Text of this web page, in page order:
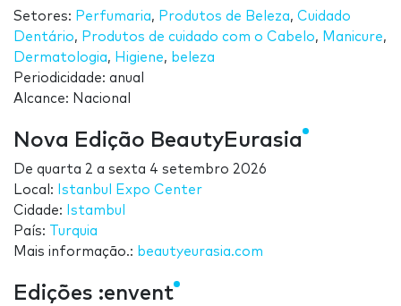
Setores: Perfumaria, Produtos de Beleza, Cuidado
Dentário, Produtos de cuidado com o Cabelo, Manicure,
Dermatologia, Higiene, beleza
Periodicidade: anual
Alcance: Nacional
Nova Edição BeautyEurasia
De quarta 2 a sexta 4 setembro 2026
Local:
Istanbul Expo Center
Cidade:
Istambul
País:
Turquia
Mais informação.: beautyeurasia.com
Edições :envent